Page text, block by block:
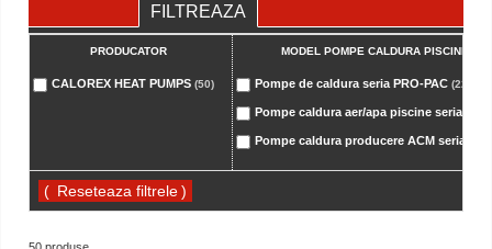
FILTREAZA
PRODUCATOR
CALOREX HEAT PUMPS (50)
MODEL POMPE CALDURA PISCINE:
Pompe de caldura seria PRO-PAC (22)
Pompe caldura aer/apa piscine seria AW
Pompe caldura producere ACM seria AW
( )
50 produse